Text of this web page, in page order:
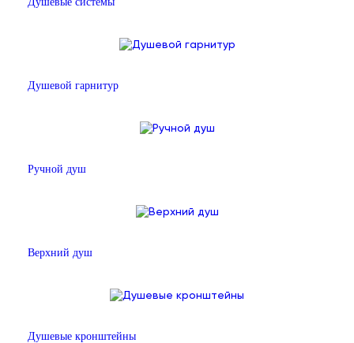
Душевой гарнитур
Ручной душ
Верхний душ
Душевые кронштейны